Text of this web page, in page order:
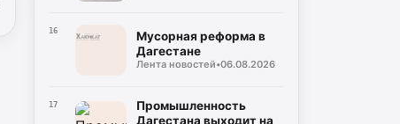
16
Мусорная реформа в
Дагестане
Лента новостей•06.08.2026
17
Промышленность
Дагестана выходит на